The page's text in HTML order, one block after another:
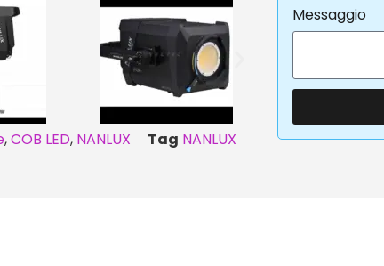
,COB LED, NANLUX Tag NANLUX
Messaggio